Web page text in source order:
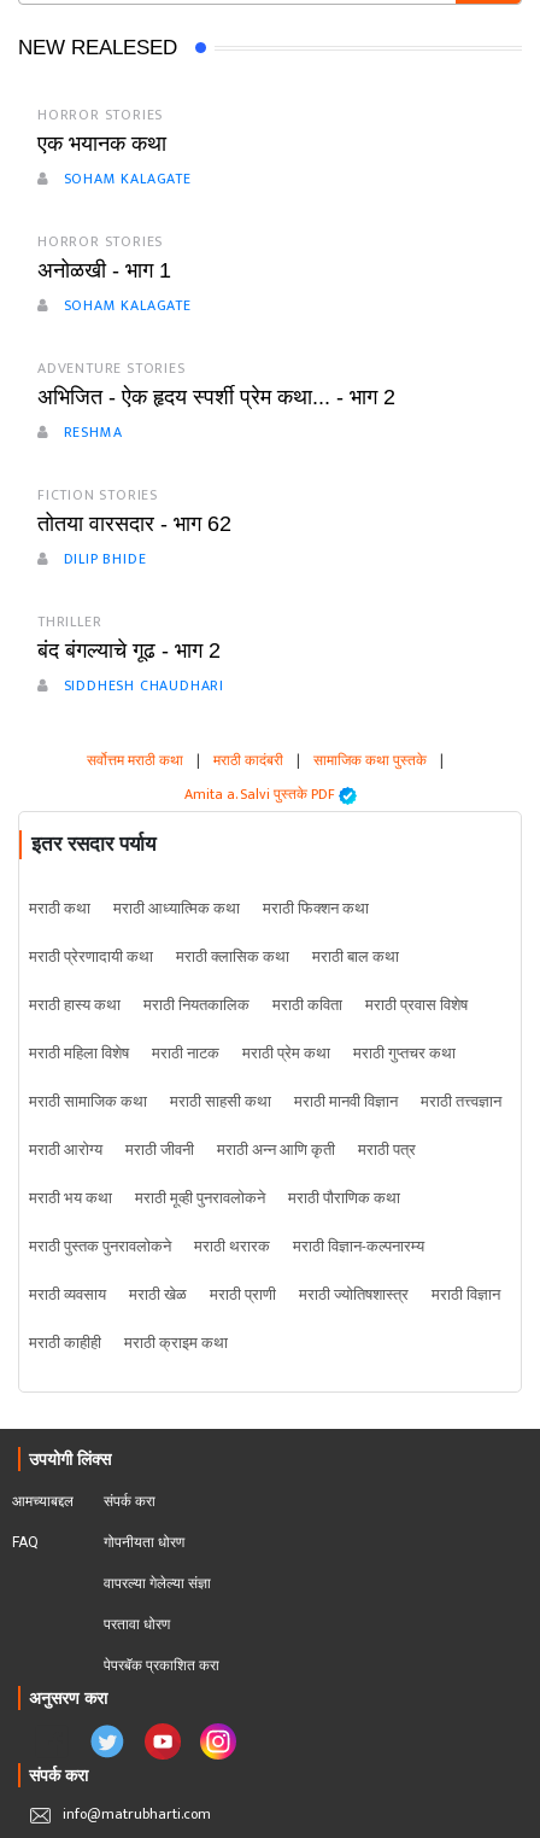
NEW REALESED
HORROR STORIES
एक भयानक कथा
SOHAM KALAGATE
HORROR STORIES
अनोळखी - भाग 1
SOHAM KALAGATE
ADVENTURE STORIES
अभिजित - ऐक हृदय स्पर्शी प्रेम कथा... - भाग 2
RESHMA
FICTION STORIES
तोतया वारसदार - भाग 62
DILIP BHIDE
THRILLER
बंद बंगल्याचे गूढ - भाग 2
SIDDHESH CHAUDHARI
सर्वोत्तम मराठी कथा | मराठी कादंबरी | सामाजिक कथा पुस्तके |
Amita a. Salvi पुस्तके PDF
इतर रसदार पर्याय
मराठी कथा मराठी आध्यात्मिक कथा
मराठी फिक्शन कथा
मराठी प्रेरणादायी कथा
मराठी क्लासिक कथा
मराठी बाल कथा
मराठी हास्य कथा
मराठी नियतकालिक मराठी कविता
मराठी प्रवास विशेष
मराठी महिला विशेष
मराठी नाटक मराठी प्रेम कथा
मराठी गुप्तचर कथा
मराठी सामाजिक कथा
मराठी साहसी कथा मराठी मानवी विज्ञान
मराठी तत्त्वज्ञान
मराठी आरोग्य
मराठी जीवनी मराठी अन्न आणि कृती
मराठी पत्र
मराठी भय कथा
मराठी मूव्ही पुनरावलोकने
मराठी पौराणिक कथा
मराठी पुस्तक पुनरावलोकने
मराठी थरारक
मराठी विज्ञान-कल्पनारम्य
मराठी व्यवसाय
मराठी खेळ मराठी प्राणी मराठी ज्योतिषशास्त्र
मराठी विज्ञान
मराठी काहीही
मराठी क्राइम कथा
उपयोगी लिंक्स
आमच्याबद्दल
FAQ
संपर्क करा
गोपनीयता धोरण
वापरल्या गेलेल्या संज्ञा
परतावा धोरण
पेपरबॅक प्रकाशित करा
अनुसरण करा
संपर्क करा
info@matrubharti.com